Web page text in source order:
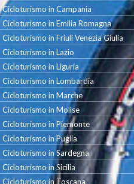
Cicloturismo in Campania
Cicloturismo in Emilia Romagna
Cicloturismo in Friuli Venezia Giulia
Cicloturismo in Lazio
Cicloturismo in Liguria
Cicloturismo in Lombardia
Cicloturismo in Marche
Cicloturismo in Molise
Cicloturismo in Piemonte
Cicloturismo in Puglia
Cicloturismo in Sardegna
Cicloturismo in Sicilia
Cicloturismo in Toscana